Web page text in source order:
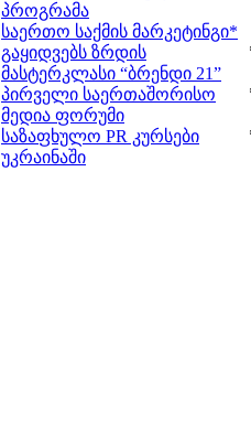
პროგრამა
საერთო საქმის მარკეტინგი*
გაყიდვებს ზრდის
მასტერკლასი “ბრენდი 21”
პირველი საერთაშორისო
მედია ფორუმი
საზაფხულო PR კურსები
უკრაინაში